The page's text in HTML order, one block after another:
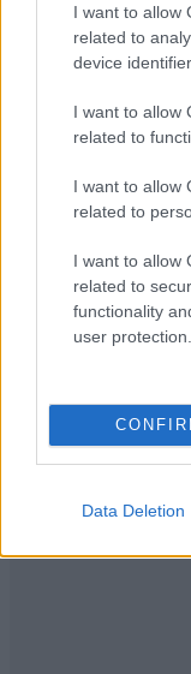
I want to allow
related to
device
I want to allow
related to
I want to allow
related to
I want to allow
related to
functionality
user protection.
Data Deletion
«Κάηκε το
γίνεται στάχτη